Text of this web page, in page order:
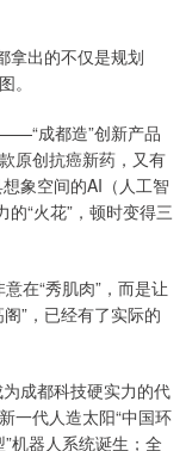
拿出的不仅是规划
。
成都造”创新产品
原创抗癌新药，又有
象空间的AI（人工智
“火花”，顿时变得三
在“秀肌肉”，而是让
”，已经有了实际的
成都科技硬实力的代
一代人造太阳“中国环
机器人系统诞生；全